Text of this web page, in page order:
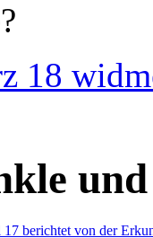
18
berichtet von der